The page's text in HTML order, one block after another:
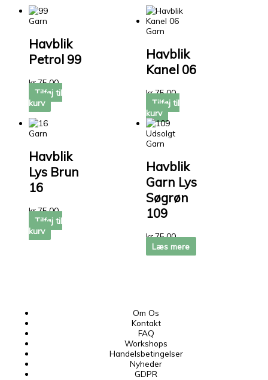
Garn
Havblik
Petrol 99
kr.75,00
Tilføj til
kurv
Garn
Havblik
Kanel 06
kr.75,00
Tilføj til
kurv
Garn
Havblik
Lys Brun
16
kr.75,00
Tilføj til
kurv
Udsolgt
Garn
Havblik
Garn Lys
Søgrøn
109
kr.75,00
Læs mere
Om Os
Kontakt
FAQ
Workshops
Handelsbetingelser
Nyheder
GDPR